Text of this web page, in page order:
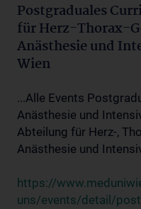
Postgraduales
für Herz-Thorax-
Anästhesie und
Wien
...Alle Events
Anästhesie und
Abteilung für Herz-,
Anästhesie und
https://
uns/events/detail/